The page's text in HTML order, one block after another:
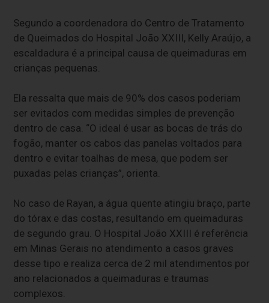
Segundo a coordenadora do Centro de Tratamento
de Queimados do Hospital João XXIII, Kelly Araújo, a
escaldadura é a principal causa de queimaduras em
crianças pequenas.
Ela ressalta que mais de 90% dos casos poderiam
ser evitados com medidas simples de prevenção
dentro de casa. “O ideal é usar as bocas de trás do
fogão, manter os cabos das panelas voltados para
dentro e evitar toalhas de mesa, que podem ser
puxadas pelas crianças”, orienta.
No caso de Rayan, a água quente atingiu braço, parte
do tórax e das costas, resultando em queimaduras
de segundo grau. O Hospital João XXIII é referência
em Minas Gerais no atendimento a casos graves
desse tipo e realiza cerca de 2 mil atendimentos por
ano relacionados a queimaduras e traumas
complexos.